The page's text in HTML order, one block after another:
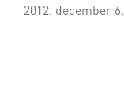
2012. december 6.